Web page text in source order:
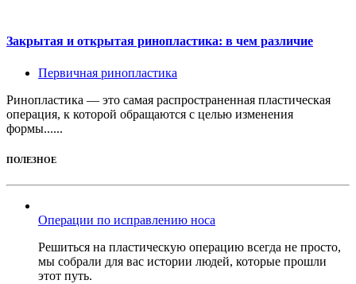
Закрытая и открытая ринопластика: в чем различие
Первичная ринопластика
Ринопластика — это самая распространенная пластическая
операция, к которой обращаются с целью изменения
формы......
ПОЛЕЗНОЕ
Операции по исправлению носа
Решиться на пластическую операцию всегда не просто,
мы собрали для вас истории людей, которые прошли
этот путь.